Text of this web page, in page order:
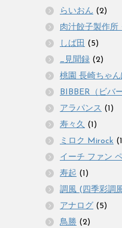
らいおん (2)
肉汁餃子製作所
しば田 (5)
_見聞録 (2)
桃園 長崎ちゃん
BIBBER（ビバ
アラパンス (1)
寿々久 (1)
ミロク Mirock
イーチ ファン
寿起 (1)
調風 (四季彩調
アナログ (5)
鳥勝 (2)